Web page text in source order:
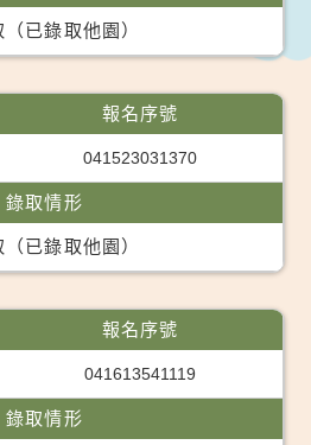
已錄取他園）
報名序號
041523031370
錄取情形
已錄取他園）
報名序號
041613541119
錄取情形